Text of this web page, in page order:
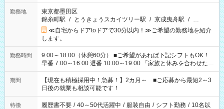
勤務地
東京都墨田区
錦糸町駅 / とうきょうスカイツリー駅 / 京成曳舟駅 / …
≪自宅からドアtoドアで30分以内！≫ご希望の勤務地を紹介
します。
勤務時間
9:00～18:00（休憩60分） ■ご希望があれば下記シフトもOK！
早番 7:00～16:00 遅番 10:00～19:00 「家族と休みを合わせた
い」 「余裕を持って夕飯の準備がしたい」 「できれば残業はし
たくない」 など、ご希望を教えてくださいね。 ※Wワーク希望
の方へ 今ご覧のお仕事で希望する勤務時間と、もう1つのお仕事
の勤務時間。 合計で週40時間を超える場合は応募できません。
期間
【現在も積極採用中！急募！】2カ月～ ■ご応募から最短2～3
日後の就業も相談可能です！
特徴 履歴書不要 / 40～50代活躍中 / 服装自由 / シフト勤務 / 10名以